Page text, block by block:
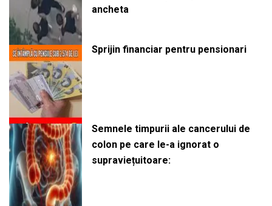
ancheta
Sprijin financiar pentru pensionari
Semnele timpurii ale cancerului de
colon pe care le-a ignorat o
supraviețuitoare: